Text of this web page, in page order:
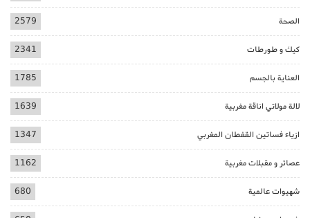
الصحة 2579
كيك و طورطات 2341
العناية بالجسم 1785
لالة مولاتي اناقة مغربية 1639
ازياء فساتين القفطان المغربي 1347
عصائر و مقبلات مغربية 1162
شهيوات عالمية 680